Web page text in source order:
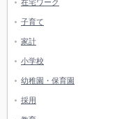
在宅ワーク
子育て
家計
小学校
幼稚園・保育園
採用